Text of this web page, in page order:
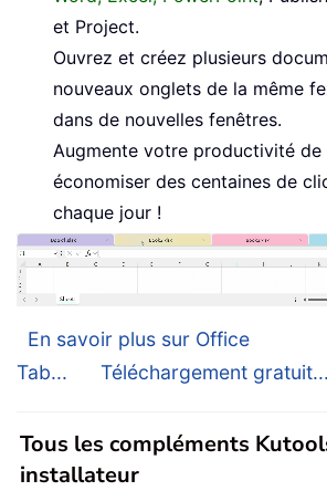
et Project.
Ouvrez et créez plusieurs
nouveaux onglets de la même
dans de nouvelles fenêtres.
Augmente votre productivité
économiser des centaines de
chaque jour !
En savoir plus sur Office
Tab...
Téléchargement gratuit...
Tous les compléments
installateur